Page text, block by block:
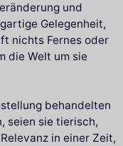
und
Gelegenheit,
nichts Fernes oder
die Welt um sie
behandelten
seien sie tierisch,
in einer Zeit,